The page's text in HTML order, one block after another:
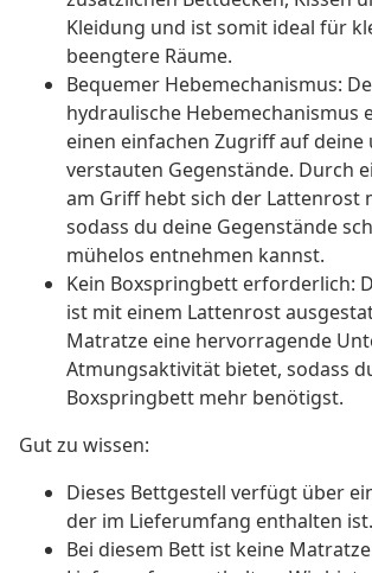
Kleidung und ist somit ideal für
beengtere Räume.
Bequemer Hebemechanismus:
hydraulische Hebemechanismus
einen einfachen Zugriff auf
verstauten Gegenstände. Durch
am Griff hebt sich der Lattenrost
sodass du deine Gegenstände
mühelos entnehmen kannst.
Kein Boxspringbett erforderlich:
ist mit einem Lattenrost
Matratze eine hervorragende
Atmungsaktivität bietet, sodass
Boxspringbett mehr benötigst.
Gut zu wissen:
Dieses Bettgestell verfügt über
der im Lieferumfang enthalten ist.
Bei diesem Bett ist keine